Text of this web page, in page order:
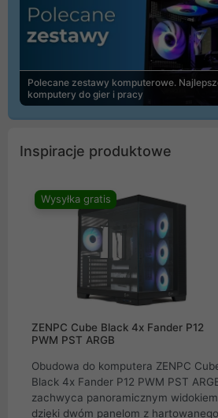
Polecane zestawy komputerowe.
komputery do gier i pracy
Inspiracje produktowe
Wysyłka gratis
ZENPC Cube Black 4x Fander P12
PWM PST ARGB
Obudowa do komputera ZENPC
Black 4x Fander P12 PWM PST
zachwyca panoramicznym widokiem
dzięki dwóm panelom z hartowanego